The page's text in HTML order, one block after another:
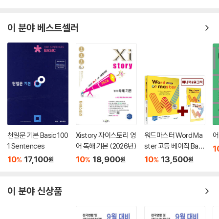
이 분야 베스트셀러
천일문 기본 Basic 100
1 Sentences
10% 17,100원
Xistory 자이스토리 영
어 독해 기본 (2026년)
10% 18,900원
워드마스터 Word Ma
ster 고등 베이직 Basi
c
10% 13,500원
이 분야 신상품